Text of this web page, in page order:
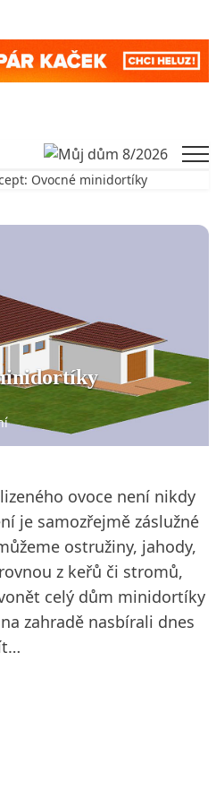
Ovocné minidortíky
ovoce není nikdy
je samozřejmě záslužné
ostružiny, jahody,
z keřů či stromů,
celý dům minidortíky
zahradě nasbírali dnes